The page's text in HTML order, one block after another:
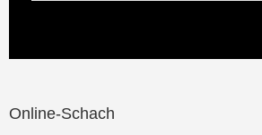
Online-Schach